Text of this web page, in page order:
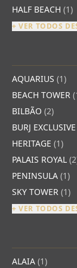
HALF BEACH (1)
+ VER TODOS
AQUARIUS (1)
BEACH TOWER
BILBÃO (2)
BURJ EXCLUSIVE
HERITAGE (1)
PALAIS ROYAL
PENINSULA (1)
SKY TOWER (1)
+ VER TODOS
ALAIA (1)